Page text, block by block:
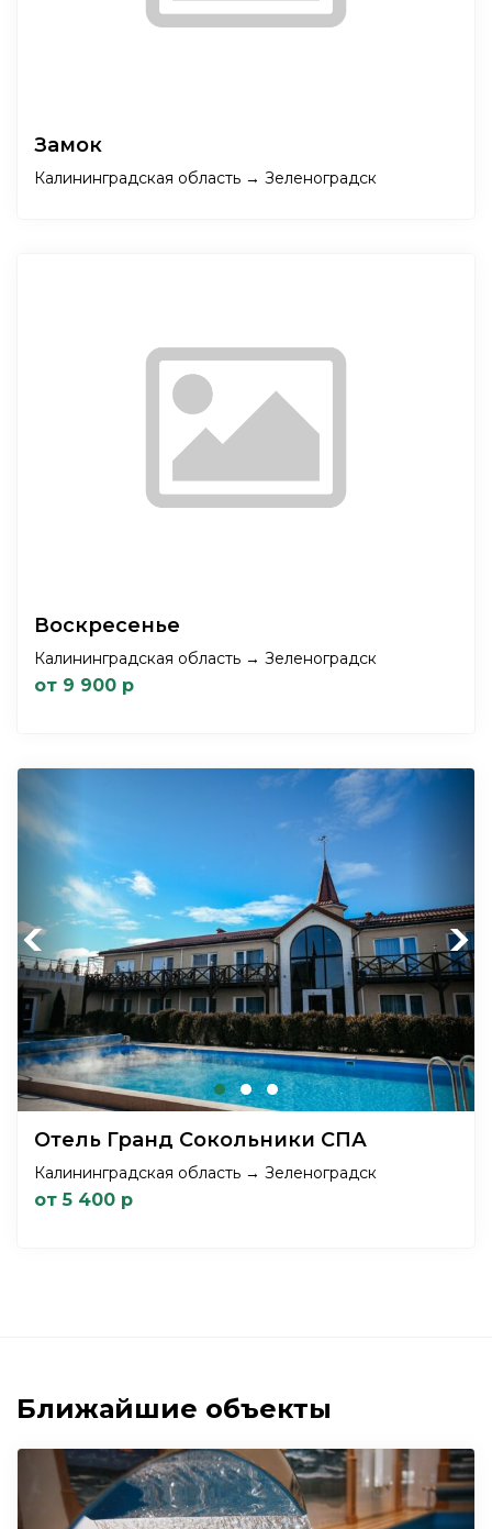
Замок
Калининградская область → Зеленоградск
Воскресенье
Калининградская область → Зеленоградск
от 9 900 р
Previous Next
Отель Гранд Сокольники СПА
Калининградская область → Зеленоградск
от 5 400 р
Ближайшие объекты